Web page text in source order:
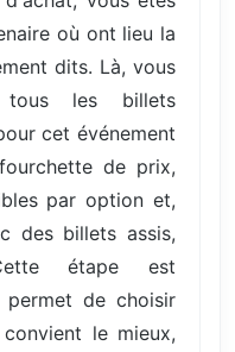
où ont lieu la
dits. Là, vous
les billets
cet événement
de prix,
par option et,
des billets assis,
étape est
de choisir
le mieux,